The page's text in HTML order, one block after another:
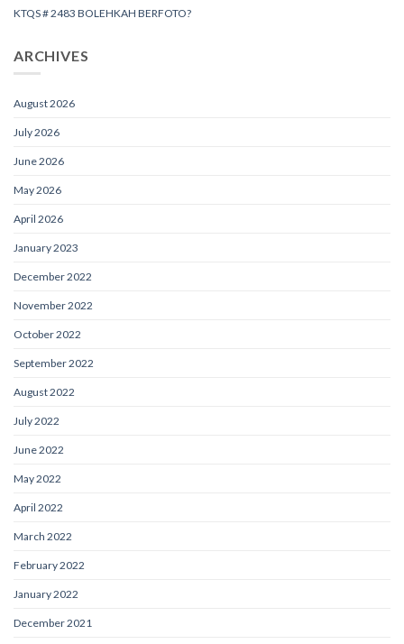
KTQS # 2483 BOLEHKAH BERFOTO?
ARCHIVES
August 2026
July 2026
June 2026
May 2026
April 2026
January 2023
December 2022
November 2022
October 2022
September 2022
August 2022
July 2022
June 2022
May 2022
April 2022
March 2022
February 2022
January 2022
December 2021